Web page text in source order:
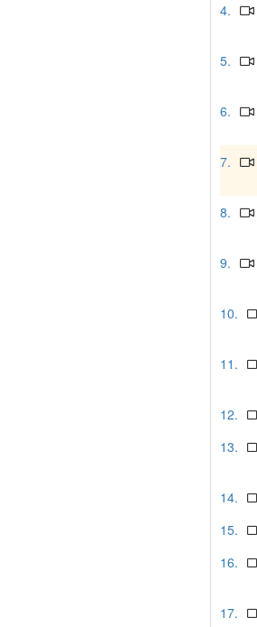
4.
5.
6.
7.
8.
9.
10.
11.
12.
13.
14.
15.
16.
17.